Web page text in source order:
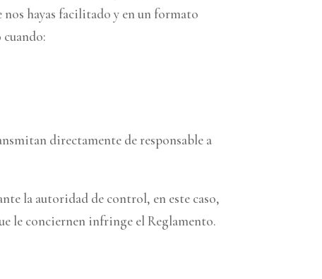
hayas facilitado y en un formato
directamente de responsable a
la autoridad de control, en este caso,
le conciernen infringe el Reglamento.